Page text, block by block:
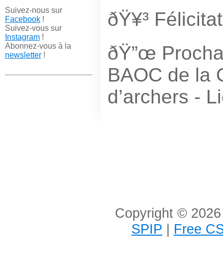
Suivez-nous sur
Facebook!
Suivez-vous sur
Instagram!
Abonnez-vous à la
newsletter!
ðŸ¥³
ðŸ”œ
BAOC de la
d’archers -
Copyright ©
SPIP | Free